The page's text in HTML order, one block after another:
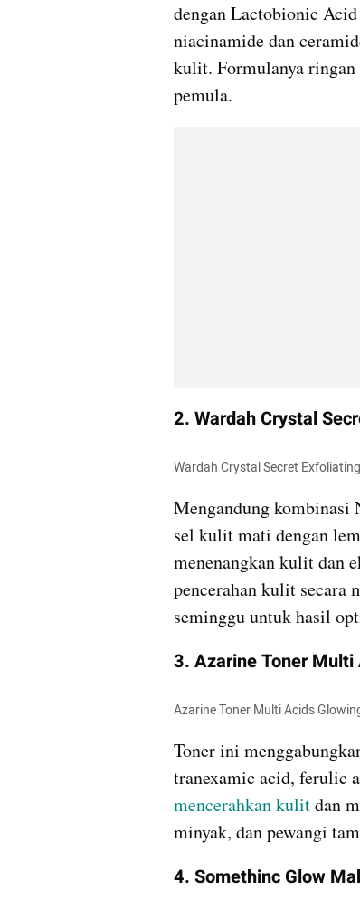
dengan Lactobionic
niacinamide dan
kulit. Formulanya ringan
pemula.
2. Wardah Crystal
Wardah Crystal Secret
Mengandung
sel kulit mati dengan
menenangkan kulit dan
pencerahan kulit secara
seminggu untuk hasil
3. Azarine Toner Multi
Azarine Toner Multi Acids
Toner ini
mencerahkan kulit dan
minyak, dan pewangi
4. Somethinc Glow